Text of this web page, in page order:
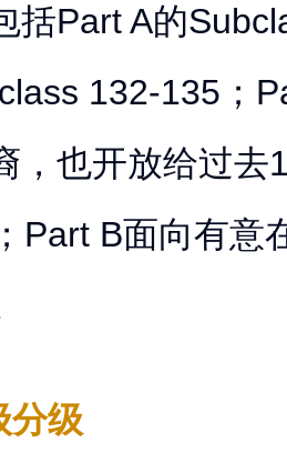
括Part A的
132-135；
，也开放给过去
Part B面向有意
分级